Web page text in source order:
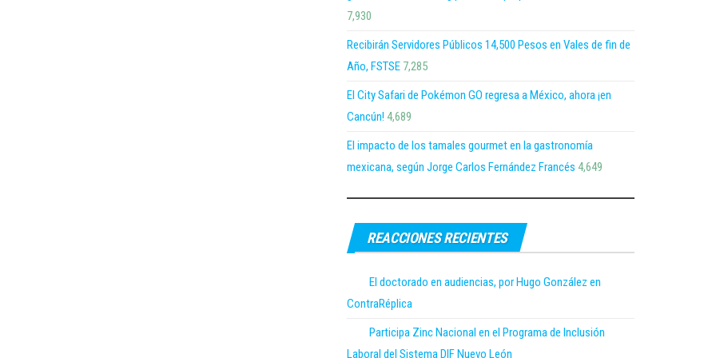
7,930
Recibirán Servidores Públicos 14,500 Pesos en Vales de fin de
Año, FSTSE 7,285
El City Safari de Pokémon GO regresa a México, ahora ¡en
Cancún! 4,689
El impacto de los tamales gourmet en la gastronomía
mexicana, según Jorge Carlos Fernández Francés 4,649
REACCIONES RECIENTES
El doctorado en audiencias, por Hugo González en
ContraRéplica
Participa Zinc Nacional en el Programa de Inclusión
Laboral del Sistema DIF Nuevo León